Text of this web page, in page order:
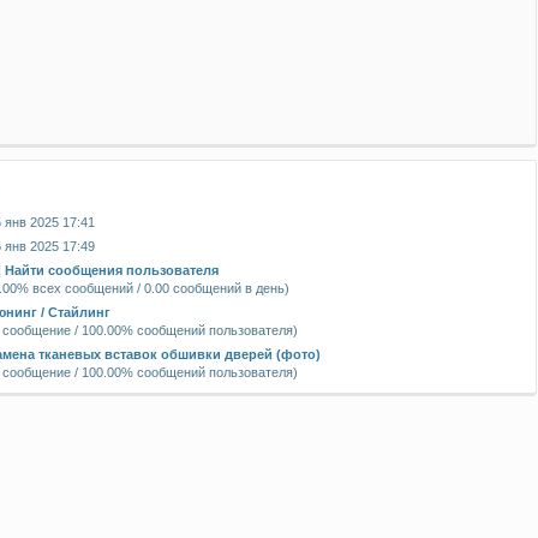
янв 2025 17:41
янв 2025 17:49
Найти сообщения пользователя
всех сообщений / 0.00 сообщений в день)
/ Стайлинг
сообщение / 100.00% сообщений пользователя)
тканевых вставок обшивки дверей (фото)
сообщение / 100.00% сообщений пользователя)